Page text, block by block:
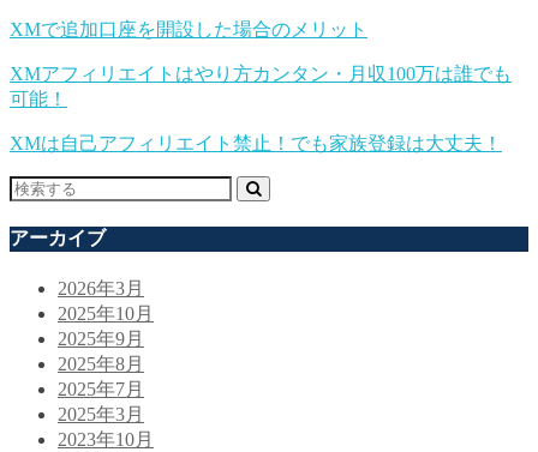
XMで追加口座を開設した場合のメリット
XMアフィリエイトはやり方カンタン・月収100万は誰でも
可能！
XMは自己アフィリエイト禁止！でも家族登録は大丈夫！
アーカイブ
2026年3月
2025年10月
2025年9月
2025年8月
2025年7月
2025年3月
2023年10月